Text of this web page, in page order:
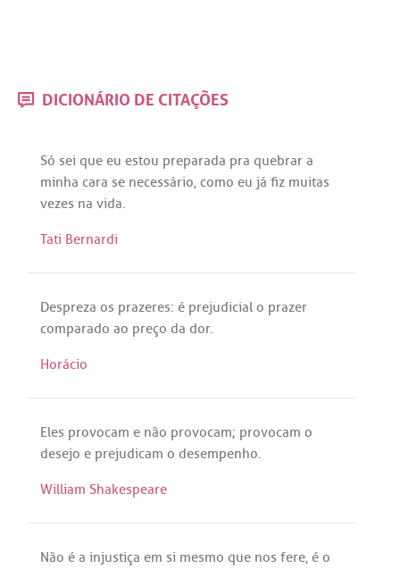
DICIONÁRIO DE CITAÇÕES
Só sei que eu estou preparada pra quebrar a
minha cara se necessário, como eu já fiz muitas
vezes na vida.
Tati Bernardi
Despreza os prazeres: é prejudicialo prazer
comparado ao preço da dor.
Horácio
Eles provocam e não provocam; provocam o
desejo e prejudicam o desempenho.
William Shakespeare
Não é a injustiça em si mesmo que nos fere, é o